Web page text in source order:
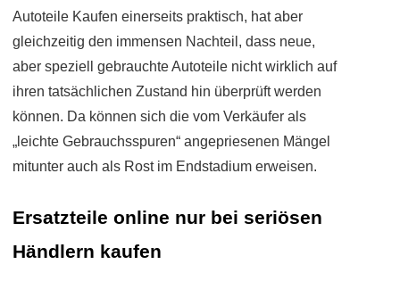
Autoteile Kaufen einerseits praktisch, hat aber
gleichzeitig den immensen Nachteil, dass neue,
aber speziell gebrauchte Autoteile nicht wirklich auf
ihren tatsächlichen Zustand hin überprüft werden
können. Da können sich die vom Verkäufer als
„leichte Gebrauchsspuren“ angepriesenen Mängel
mitunter auch als Rost im Endstadium erweisen.
Ersatzteile online nur bei seriösen
Händlern kaufen